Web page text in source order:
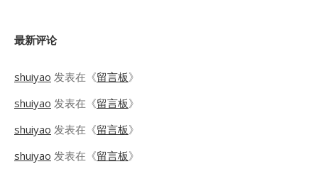
最新评论
shuiyao 发表在《留言板》
shuiyao 发表在《留言板》
shuiyao 发表在《留言板》
shuiyao 发表在《留言板》